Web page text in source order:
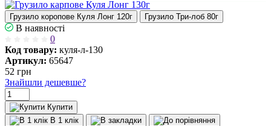
Грузило коропове Куля Лонг 120г Грузило Три-лоб 80г
В наявності
0
Код товару: куля-л-130
Артикул: 65647
52 грн
Знайшли дешевше?
Купити
В 1 клік